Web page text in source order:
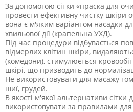
За допомогою сітки «праска для
провести ефективну чистку шкіри
вона є м'яким варіантом насадки
хвильової дії (крапельна УХД).
Під час процедури відбувається
відмерлих клітин шкіри,
(комедони), стимулюється
шкірі, що призводить до
Не використовувати для масажу
шиї, грудей.
В якості м'якої альтернативи сітки
використовувати за правилами для